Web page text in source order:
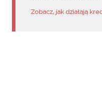
Zobacz, jak działają